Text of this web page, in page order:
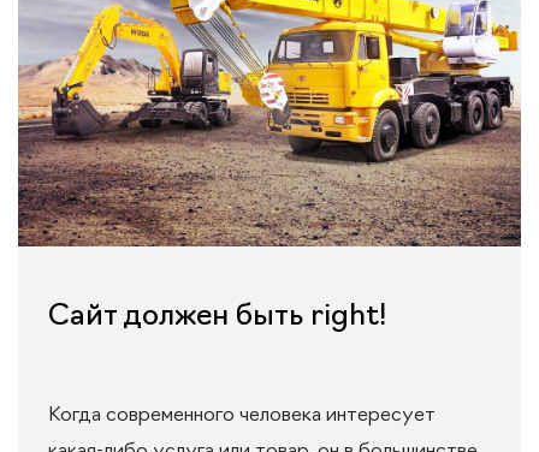
Сайт должен быть right!
Когда современного человека интересует